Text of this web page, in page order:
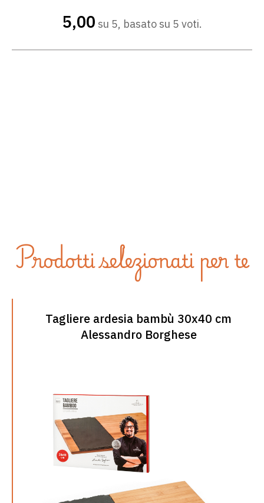
5,00 su 5, basato su 5 voti.
Prodotti selezionati per te
Robot da cucina WiFi 2.0 Masterpro by
Carlo Cracco